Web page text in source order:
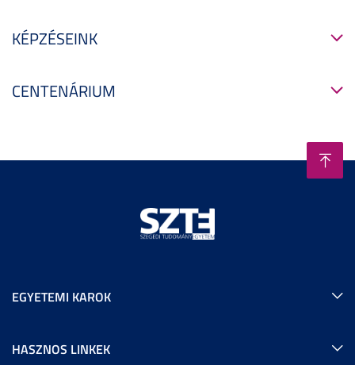
KÉPZÉSEINK
CENTENÁRIUM
EGYETEMI KAROK
HASZNOS LINKEK